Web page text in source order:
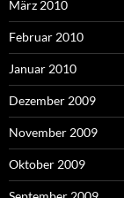
März 2010
Februar 2010
Januar 2010
Dezember 2009
November 2009
Oktober 2009